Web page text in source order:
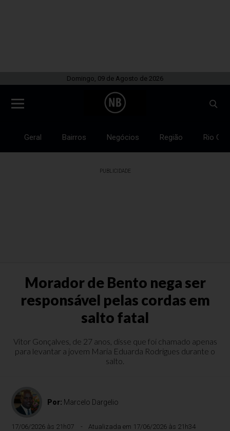
Domingo, 09 de Agosto de 2026
Geral Bairros Negócios Região Rio
PUBLICIDADE
Morador de Bento nega ser
responsável pelas cordas em
salto fatal
Vitor Gonçalves, de 27 anos, disse que foi chamado apenas
para levantar a jovem Maria Eduarda Rodrigues durante o
salto.
Por: Marcelo Dargelio
17/06/2026 às 21h07 Atualizada em 17/06/2026 às 21h34